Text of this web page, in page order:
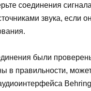
соединения
звука, если
были
в правильности,